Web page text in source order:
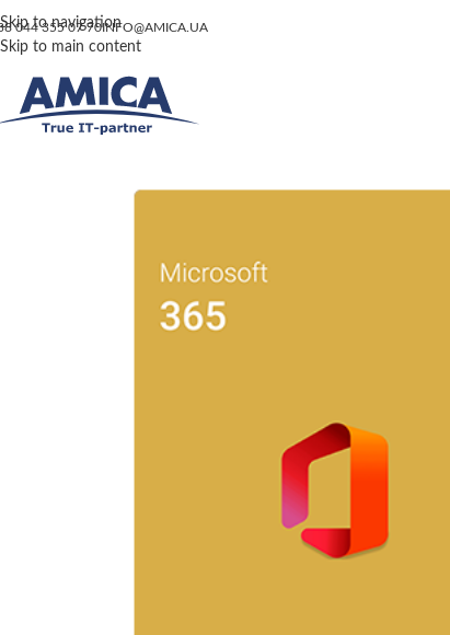
Skip to navigation
Skip to main content
044 355 07 70INFO@AMICA.UA